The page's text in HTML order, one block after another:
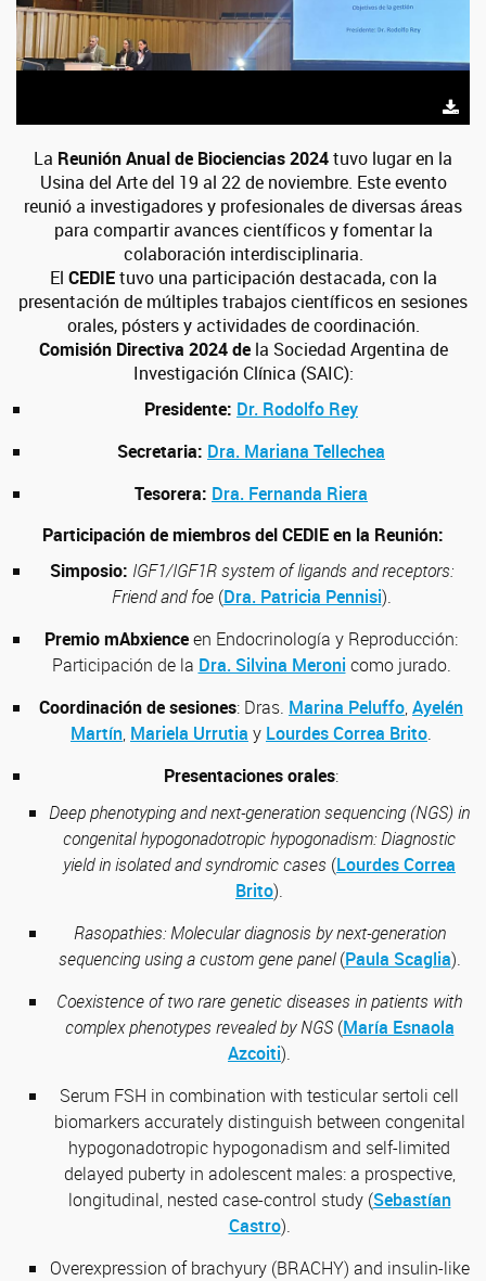
La Reunión Anual de Biociencias 2024tuvo lugar en la
Usina del Arte del 19 al 22 de noviembre. Este evento
reunió a investigadores y profesionales de diversas áreas
para compartir avances científicos y fomentar la
colaboración interdisciplinaria.
El CEDIEtuvo una participación destacada, con la
presentación de múltiples trabajos científicos en sesiones
orales, pósters y actividades de coordinación.
Comisión Directiva 2024 dela Sociedad Argentina de
Investigación Clínica (SAIC):
Presidente: Dr. Rodolfo Rey
Secretaria: Dra. Mariana Tellechea
Tesorera: Dra. Fernanda Riera
Participación de miembros del CEDIE en la Reunión:
Simposio: IGF1/IGF1R system of ligands and receptors:
Friend and foe(Dra. Patricia Pennisi).
Premio mAbxienceen Endocrinología y Reproducción:
Participación de la Dra. Silvina Meroni como jurado.
Coordinación de sesiones: Dras. Marina Peluffo,Ayelén
Martín, Mariela Urrutia y Lourdes Correa Brito.
Presentaciones orales:
Deep phenotyping and next-generation sequencing (NGS) in
congenital hypogonadotropic hypogonadism: Diagnostic
yield in isolated and syndromic cases (Lourdes Correa
Brito).
Rasopathies: Molecular diagnosis by next-generation
sequencing using a custom gene panel(Paula Scaglia).
Coexistence of two rare genetic diseases in patients with
complex phenotypes revealed by NGS(María Esnaola
Azcoiti).
Serum FSH in combination with testicular sertoli cell
biomarkers accurately distinguish between congenital
hypogonadotropic hypogonadism and self-limited
delayed puberty in adolescent males: a prospective,
longitudinal, nested case-control study (Sebastían
Castro).
Overexpression of brachyury (BRACHY) and insulin-like